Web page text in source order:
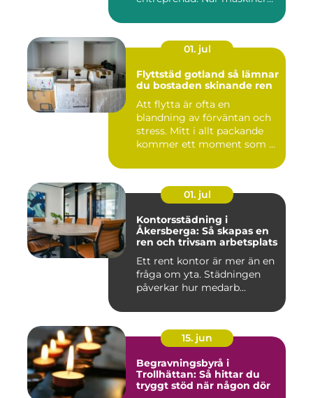
01. jul
Flyttstäd gotland så lämnar
du bostaden skinande ren
Att flytta är ofta en
blandning av förväntan och
stress. Mitt i allt packande
kommer ett moment som ...
01. jul
Kontorsstädning i
Åkersberga: Så skapas en
ren och trivsam arbetsplats
Ett rent kontor är mer än en
fråga om yta. Städningen
påverkar hur medarb...
15. jun
Begravningsbyrå i
Trollhättan: Så hittar du
tryggt stöd när någon dör